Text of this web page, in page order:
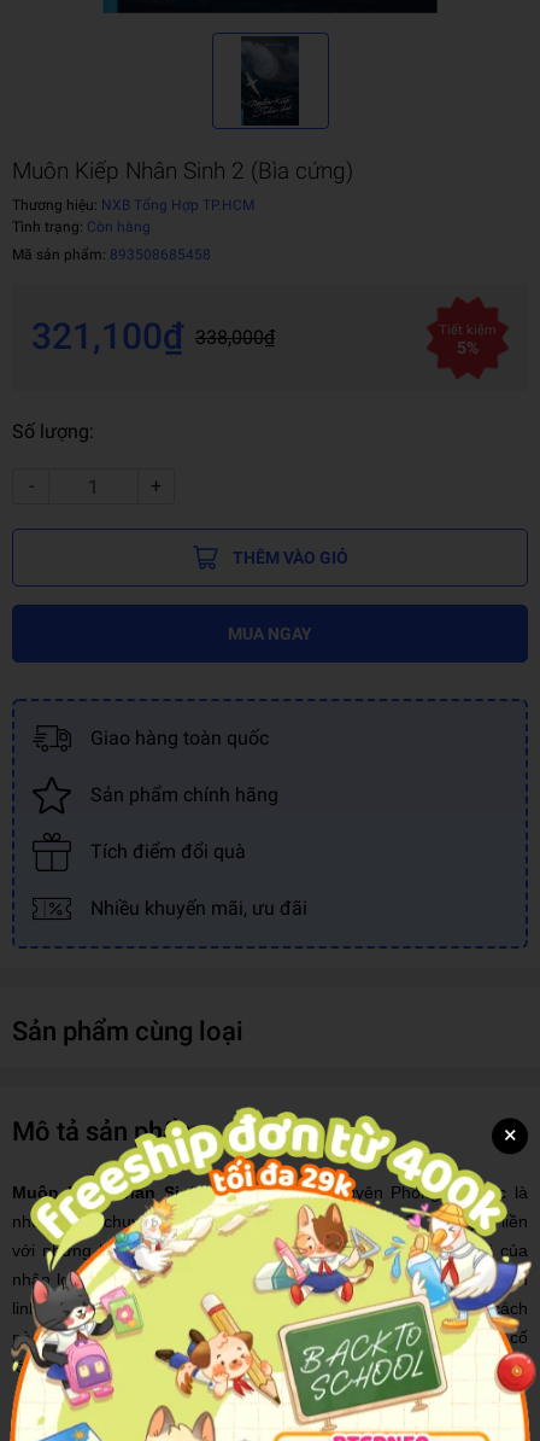
Muôn Kiếp Nhân Sinh 2 (Bìa cứng)
Thương hiệu: NXB Tổng Hợp TP.HCM
Tình trạng: Còn hàng
Mã sản phẩm: 893508685458
321,100₫ 338,000₫ Tiết kiệm
5%
Số lượng:
- +
THÊM VÀO GIỎ
MUA NGAY
Giao hàng toàn quốc
Sản phẩm chính hãng
Tích điểm đổi quà
Nhiều khuyến mãi, ưu đãi
Sản phẩm cùng loại
Mô tả sản phẩm
Muôn Kiếp Nhân Sinh 2của tác giả Nguyên Phong tiếp tục là
những câu chuyện tiền kiếp, nhân quả luân hồi hấp dẫn gắn liền
với những kiến giải uyên bác về quá khứ, hiện tại, tương lai của
nhân loại và thế giới thông qua góc nhìn của cả khoa học và tâm
linh. Chúng ta là ai, chúng ta đến từ đâu và sẽ đi về đâu? Làm cách
nào để chữa lành thế giới này, hành tinh này trước những biến cố
lớn đang và sẽ diễn ra trong tương lai gần?
Trong tập 2, hành trình thức tỉnh tâm linh của nhân vật Thomas sẽ
×